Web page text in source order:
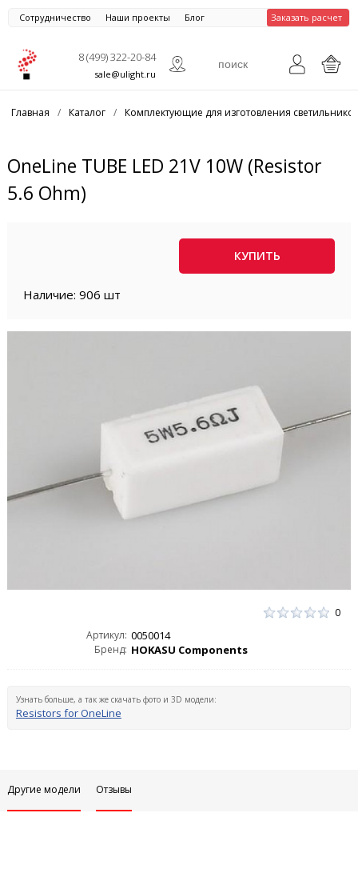
Сотрудничество Наши проекты Блог Заказать расчет
8 (499) 322-20-84
sale@ulight.ru
Главная / Каталог / Комплектующие для изготовления светильников
OneLine TUBE LED 21V 10W (Resistor
5.6 Ohm)
КУПИТЬ
Наличие: 906 шт
0
Артикул: 0050014
Бренд: HOKASU Components
Узнать больше, а так же скачать фото и 3D модели:
Resistors for OneLine
Другие модели Отзывы